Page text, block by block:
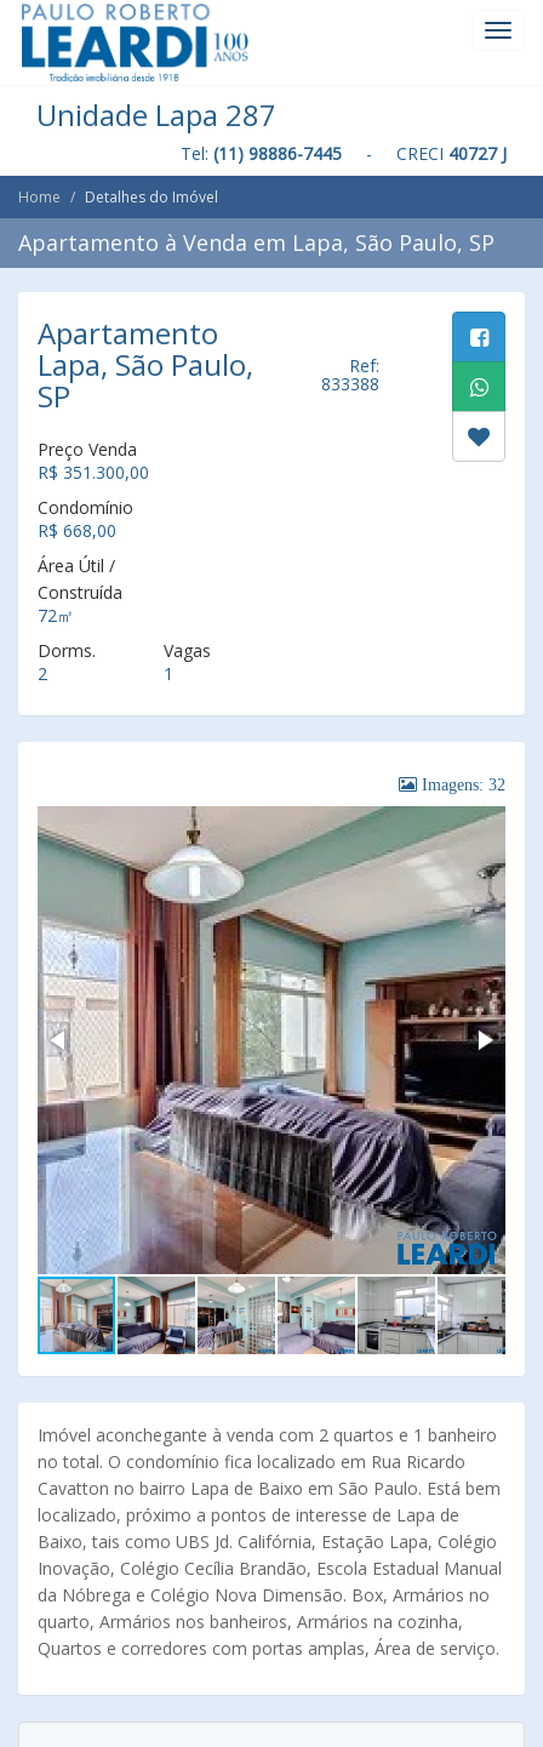
Unidade Lapa 287
Tel: (11) 98886-7445 - CRECI 40727 J
Home Detalhes do Imóvel
Apartamento à Venda em Lapa, São Paulo, SP
Apartamento
Lapa, São Paulo,
SP
Ref:
833388
Preço Venda
R$ 351.300,00
Condomínio
R$ 668,00
Área Útil /
Construída
72㎡
Dorms.
2
Vagas
1
Imagens: 32
Imóvel aconchegante à venda com 2 quartos e 1 banheiro
no total. O condomínio fica localizado em Rua Ricardo
Cavatton no bairro Lapa de Baixo em São Paulo. Está bem
localizado, próximo a pontos de interesse de Lapa de
Baixo, tais como UBS Jd. Califórnia, Estação Lapa, Colégio
Inovação, Colégio Cecília Brandão, Escola Estadual Manual
da Nóbrega e Colégio Nova Dimensão. Box, Armários no
quarto, Armários nos banheiros, Armários na cozinha,
Quartos e corredores com portas amplas, Área de serviço.